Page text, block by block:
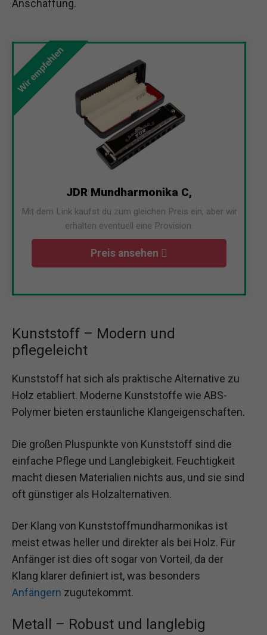
Anschaffung.
Wir empfehlen
JDR Mundharmonika C,
Mit dem Link kaufst du zum gleichen Preis ein, aber wir
erhalten eventuell eine Provision.
Preis ansehen
Kunststoff – Modern und
pflegeleicht
Kunststoff hat sich als praktische Alternative zu
Holz etabliert. Moderne Kunststoffe wie ABS-
Polymer bieten erstaunliche Klangeigenschaften.
Die großen Pluspunkte von Kunststoff sind die
einfache Pflege und Langlebigkeit. Feuchtigkeit
macht diesen Materialien nichts aus, und sie sind
oft günstiger als Holzalternativen.
Der Klang von Kunststoffmundharmonikas ist
meist etwas heller und direkter als bei Holz. Für
Anfänger ist dies oft sogar von Vorteil, da der
Klang klarer definiert ist, was besonders
Anfängern zugutekommt.
Metall – Robust und langlebig